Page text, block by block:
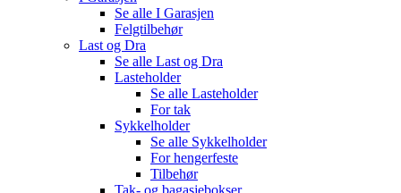
Se alle I Garasjen
Felgtilbehør
Last og Dra
Se alle Last og Dra
Lasteholder
Se alle Lasteholder
For tak
Sykkelholder
Se alle Sykkelholder
For hengerfeste
Tilbehør
Tak- og bagasjebokser